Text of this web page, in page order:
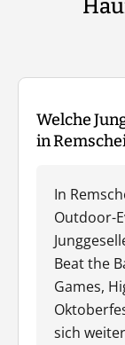
Welche
in
In
Outdoor-
Beat the
Games,
sich